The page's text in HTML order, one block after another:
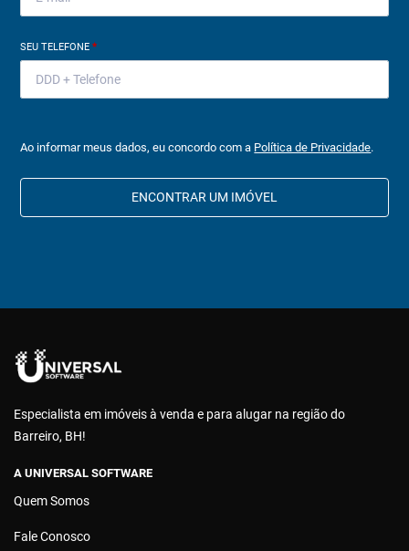
SEU TELEFONE*
Ao informar meus dados, eu concordo com a Política de Privacidade.
ENCONTRAR UM IMÓVEL
Especialista em imóveis à venda e para alugar na região do
Barreiro, BH!
A UNIVERSAL SOFTWARE
Quem Somos
Fale Conosco